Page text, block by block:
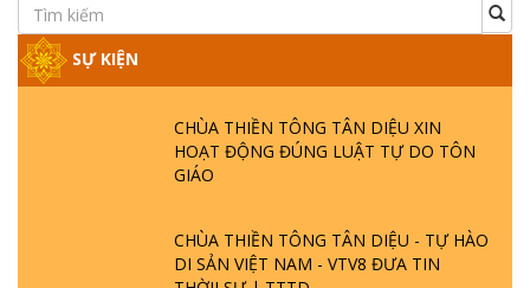
SỰ KIỆN
CHÙA THIỀN TÔNG TÂN DIỆU XIN
HOẠT ĐỘNG ĐÚNG LUẬT TỰ DO TÔN
GIÁO
CHÙA THIỀN TÔNG TÂN DIỆU - TỰ HÀO
DI SẢN VIỆT NAM - VTV8 ĐƯA TIN